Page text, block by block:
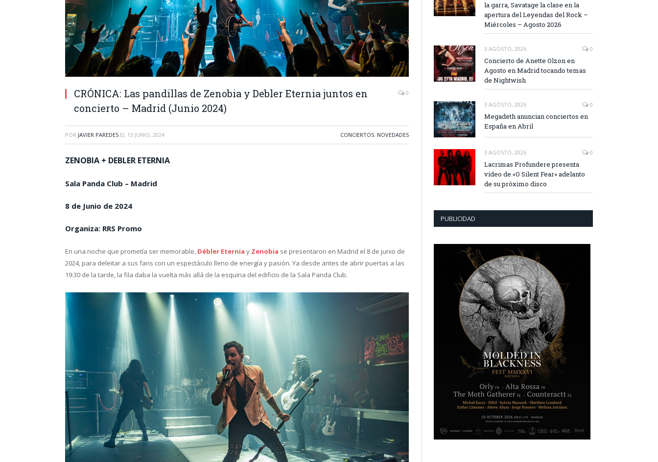
CRÓNICA: Las pandillas de Zenobia y Debler Eternia juntos en
concierto – Madrid (Junio 2024)
0
POR JAVIER PAREDES EL 13 JUNIO, 2024 CONCIERTOS, NOVEDADES
ZENOBIA + DEBLER ETERNIA
Sala Panda Club – Madrid
8 de Junio de 2024
Organiza: RRS Promo
En una noche que prometía ser memorable, Débler Eternia y Zenobia se presentaron en Madrid el 8 de junio de
2024, para deleitar a sus fans con un espectáculo lleno de energía y pasión. Ya desde antes de abrir puertas a las
19:30 de la tarde, la fila daba la vuelta más allá de la esquina del edificio de la Sala Panda Club.
la garra, Savatage la clase en la
apertura del Leyendas del Rock –
Miércoles – Agosto 2026
3 AGOSTO, 2026 0
Concierto de Anette Olzon en
Agosto en Madrid tocando temas
de Nightwish
3 AGOSTO, 2026 0
Megadeth anuncian conciertos en
España en Abril
3 AGOSTO, 2026 0
Lacrimas Profundere presenta
vídeo de «O Silent Fear» adelanto
de su próximo disco
PUBLICIDAD